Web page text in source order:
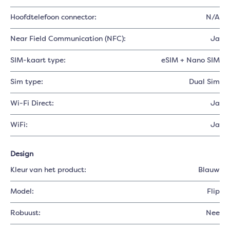
Hoofdtelefoon connector: N/A
Near Field Communication (NFC): Ja
SIM-kaart type: eSIM + Nano SIM
Sim type: Dual Sim
Wi-Fi Direct: Ja
WiFi: Ja
Design
Kleur van het product: Blauw
Model: Flip
Robuust: Nee